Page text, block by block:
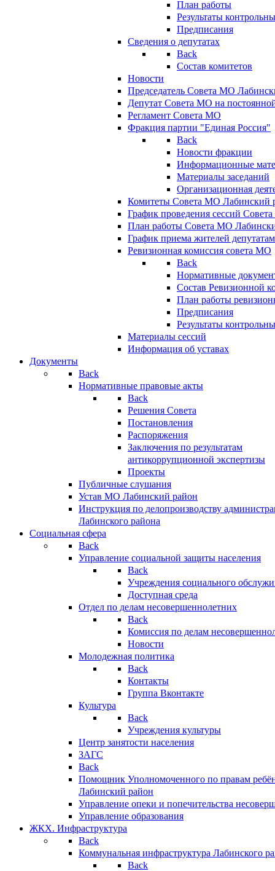
План работы
Результаты
Предписания
Сведения о депутатах
Back
Состав комитетов
Новости
Председатель Совета МО
Депутат Совета МО на
Регламент Совета МО
Фракция партии "Единая Россия"
Back
Новости фракции
Информационные
Материалы заседаний
Организационная
Комитеты Совета МО Лабинский
График проведения сессий
План работы Совета МО
График приема жителей
Ревизионная комиссия совета МО
Back
Нормативные
Состав Ревизионной
План работы
Предписания
Результаты
Материалы сессий
Информация об уставах
Документы
Back
Нормативные правовые акты
Back
Решения Совета
Постановления
Распоряжения
Заключения по результатам
антикоррупционной экспертизы
Проекты
Публичные слушания
Устав МО Лабинский район
Инструкция по делопроизводству
Лабинского района
Социальная сфера
Back
Управление социальной защиты населения
Back
Учреждения социального
Доступная среда
Отдел по делам несовершеннолетних
Back
Комиссия по делам
Новости
Молодежная политика
Back
Контакты
Группа Вконтакте
Культура
Back
Учреждения культуры
Центр занятости населения
ЗАГС
Back
Помощник Уполномоченного по правам
Лабинский район
Управление опеки и попечительства
Управление образования
ЖКХ. Инфраструктура
Back
Коммунальная инфраструктура Лабинского
Back